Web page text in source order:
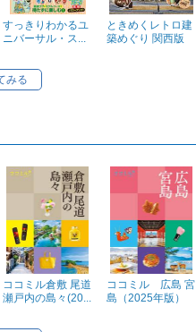
すっきりわかるユ
ニバーサル・ス...
ときめくレトロ建
築めぐり 関西版
みる
ココミル倉敷 尾道
瀬戸内の島々(20...
ココミル 広島 宮
島（2025年版）